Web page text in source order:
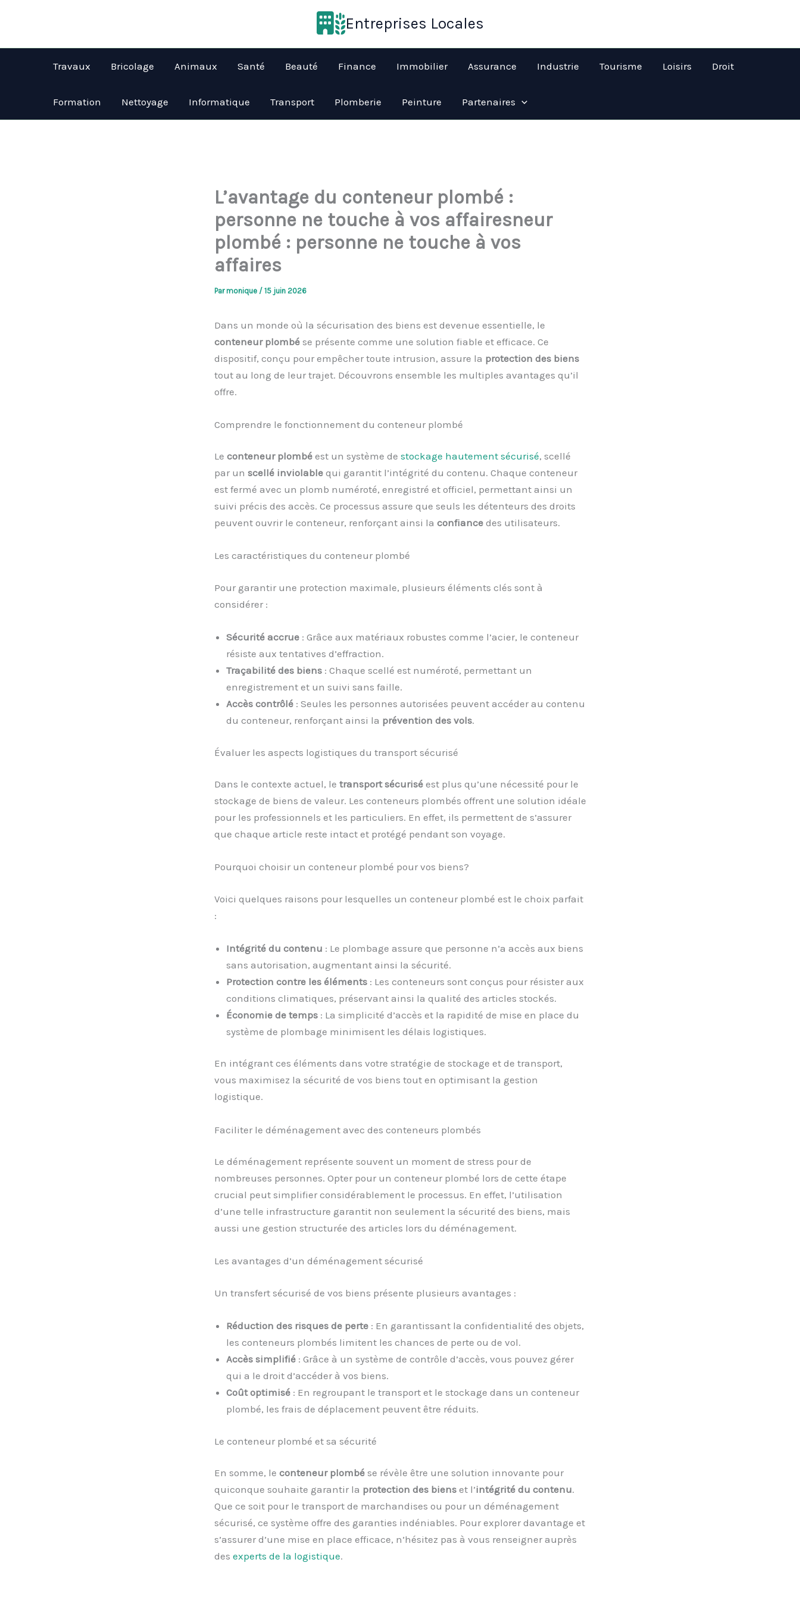
Entreprises Locales
Travaux Bricolage Animaux Santé Beauté Finance Immobilier Assurance Industrie Tourisme Loisirs Droit
Formation Nettoyage Informatique Transport Plomberie Peinture Partenaires
L’avantage du conteneur plombé :
personne ne touche à vos affairesneur
plombé : personne ne touche à vos
affaires
Parmonique / 15 juin 2026
Dans un monde où la sécurisation des biens est devenue essentielle, le
conteneur plombése présente comme une solution fiable et efficace. Ce
dispositif, conçu pour empêcher toute intrusion, assure la protection des biens
tout au long de leur trajet. Découvrons ensemble les multiples avantages qu’il
offre.
Comprendre le fonctionnement du conteneur plombé
Le conteneur plombéest un système de stockage hautement sécurisé, scellé
par un scellé inviolablequi garantit l’intégrité du contenu. Chaque conteneur
est fermé avec un plomb numéroté, enregistré et officiel, permettant ainsi un
suivi précis des accès. Ce processus assure que seuls les détenteurs des droits
peuvent ouvrir le conteneur, renforçant ainsi la confiancedes utilisateurs.
Les caractéristiques du conteneur plombé
Pour garantir une protection maximale, plusieurs éléments clés sont à
considérer :
Sécurité accrue: Grâce aux matériaux robustes comme l’acier, le conteneur
résiste aux tentatives d’effraction.
Traçabilité des biens: Chaque scellé est numéroté, permettant un
enregistrement et un suivi sans faille.
Accès contrôlé: Seules les personnes autorisées peuvent accéder au contenu
du conteneur, renforçant ainsi la prévention des vols.
Évaluer les aspects logistiques du transport sécurisé
Dans le contexte actuel, le transport sécuriséest plus qu’une nécessité pour le
stockage de biens de valeur. Les conteneurs plombés offrent une solution idéale
pour les professionnels et les particuliers. En effet, ils permettent de s’assurer
que chaque article reste intact et protégé pendant son voyage.
Pourquoi choisir un conteneur plombé pour vos biens?
Voici quelques raisons pour lesquelles un conteneur plombé est le choix parfait
:
Intégrité du contenu : Le plombage assure que personne n’a accès aux biens
sans autorisation, augmentant ainsi la sécurité.
Protection contre les éléments: Les conteneurs sont conçus pour résister aux
conditions climatiques, préservant ainsi la qualité des articles stockés.
Économie de temps: La simplicité d’accès et la rapidité de mise en place du
système de plombage minimisent les délais logistiques.
En intégrant ces éléments dans votre stratégie de stockage et de transport,
vous maximisez la sécurité de vos biens tout en optimisant la gestion
logistique.
Faciliter le déménagement avec des conteneurs plombés
Le déménagement représente souvent un moment de stress pour de
nombreuses personnes. Opter pour un conteneur plombé lors de cette étape
crucial peut simplifier considérablement le processus. En effet, l’utilisation
d’une telle infrastructure garantit non seulement la sécurité des biens, mais
aussi une gestion structurée des articles lors du déménagement.
Les avantages d’un déménagement sécurisé
Un transfert sécurisé de vos biens présente plusieurs avantages :
Réduction des risques de perte: En garantissant la confidentialité des objets,
les conteneurs plombés limitent les chances de perte ou de vol.
Accès simplifié: Grâce à un système de contrôle d’accès, vous pouvez gérer
qui a le droit d’accéder à vos biens.
Coût optimisé: En regroupant le transport et le stockage dans un conteneur
plombé, les frais de déplacement peuvent être réduits.
Le conteneur plombé et sa sécurité
En somme, le conteneur plombése révèle être une solution innovante pour
quiconque souhaite garantir la protection des bienset l’intégrité du contenu.
Que ce soit pour le transport de marchandises ou pour un déménagement
sécurisé, ce système offre des garanties indéniables. Pour explorer davantage et
s’assurer d’une mise en place efficace, n’hésitez pas à vous renseigner auprès
des experts de la logistique.